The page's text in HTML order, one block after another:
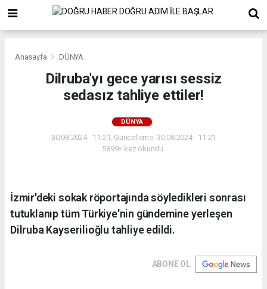
Anasayfa DÜNYA
Dilruba'yı gece yarısı sessiz
sedasız tahliye ettiler!
DÜNYA
30.08.2024 - 11:21, Güncelleme: 30.08.2024 - 11:21
5899+ kez okundu.
İzmir'deki sokak röportajında söyledikleri sonrası
tutuklanıp tüm Türkiye'nin gündemine yerleşen
Dilruba Kayserilioğlu tahliye edildi.
ABONE OL